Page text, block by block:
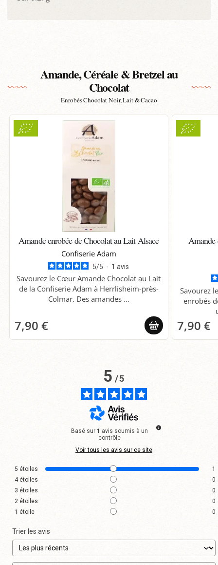
Amande, Céréale & Bretzel au
Chocolat
Enrobés Chocolat Noir, Lait & Cacao
Amande enrobée de Chocolat au Lait Alsace
Confiserie Adam
5/5 - 1avis
Savourez le Cœur Amande Chocolat au Lait
de la Confiserie Adam à Herrlisheim-près-
Colmar. Des amandes ...
7,90 €
Amande
Savourez
enrobés
7,90 €
5/5
Basé sur 1 avis soumis à un
contrôle
Voir tous les avis sur ce site
5 étoiles
1
4étoiles
0
3 étoiles
0
2 étoiles
0
1 étoile 0
Trier les avis